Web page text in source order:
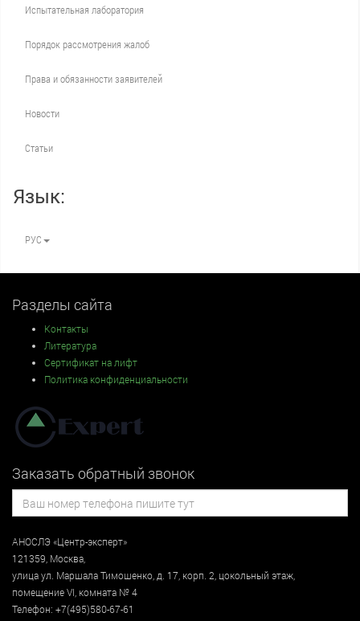
Испытательная лаборатория
Порядок рассмотрения жалоб
Права и обязанности заявителей
Новости
Статьи
Язык:
РУС
Разделы сайта
Контакты
Литература
Сертификат на лифт
Политика конфиденциальности
Заказать обратный звонок
АНОСЛЭ «Центр-эксперт»
121359 Москва
улицаул. Маршала Тимошенко, д. 17, корп. 2, цокольный этаж
помещение VI, комната № 4
Телефон: +7(495)580-67-61